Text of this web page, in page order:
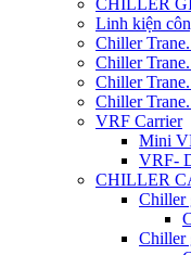
CHILLER
Linh kiện
Chiller
Chiller
Chiller
Chiller
VRF Carrier
Mini
VRF-
CHILLER
Chiller
Chiller